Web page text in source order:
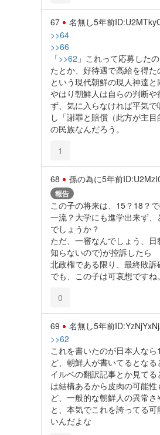
67 名無し5年前
>>64
>>66
「>>62 」これって応募した
たとか、好待遇で高給を得
という現代朝鮮の現人神達と
やはり朝鮮人は自らの判断
ず、気に入らなければ平気で
し「謝罪と賠償（此方が主
の民族なんだろう。
1
68 孫の為に5年前
報告
この子の将来は、15？18？
一流？大学にも進学出来ず
でしょうか？
ただ、一審なんでしょう、
知らないので)が控訴したら
北政権である限り、最終敗訴
でも、この子は可哀想ですね。
0
69 名無し5年前
>>62
これを書いたのが日本人な
ど、朝鮮人が書いてるとな
イルベの翻訳記事とか見て
は結構あるから皮肉の可能
ど、一般的な朝鮮人の異常
と、本気でこれを誇ってる
いんだよな